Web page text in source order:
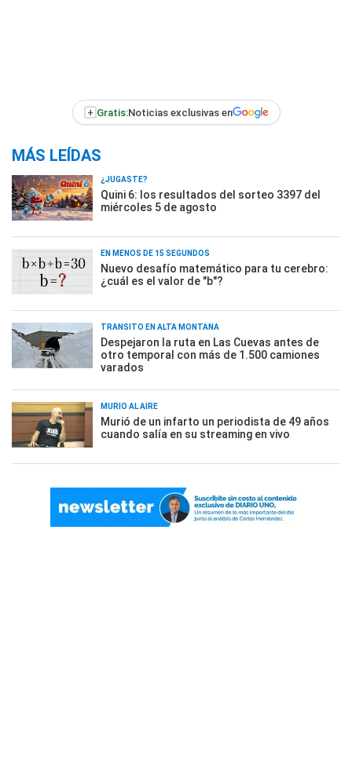
+ Gratis:Noticias exclusivas en
MÁS LEÍDAS
¿JUGASTE?
Quini 6: los resultados del sorteo 3397 del
miércoles 5 de agosto
EN MENOS DE 15 SEGUNDOS
Nuevo desafío matemático para tu cerebro:
¿cuál es el valor de "b"?
TRÁNSITO EN ALTA MONTAÑA
Despejaron la ruta en Las Cuevas antes de
otro temporal con más de 1.500 camiones
varados
MURIÓ AL AIRE
Murió de un infarto un periodista de 49 años
cuando salía en su streaming en vivo